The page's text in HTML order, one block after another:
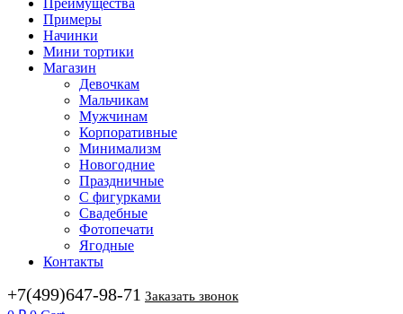
Преимущества
Примеры
Начинки
Мини тортики
Магазин
Девочкам
Мальчикам
Мужчинам
Корпоративные
Минимализм
Новогодние
Праздничные
С фигурками
Свадебные
Фотопечати
Ягодные
Контакты
+7(499)647-98-71 Заказать звонок